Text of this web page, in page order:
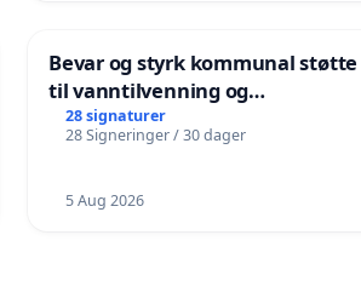
Bevar og styrk kommunal støtte
til vanntilvenning og
svømmeopplæring i barnehagene
i Haugesund
28 signaturer
28 Signeringer / 30 dager
5 Aug 2026